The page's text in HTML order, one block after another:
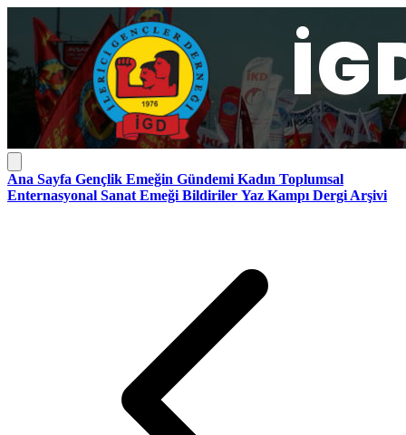
Ana Sayfa Gençlik Emeğin Gündemi Kadın Toplumsal
Enternasyonal Sanat Emeği Bildiriler Yaz Kampı Dergi Arşivi